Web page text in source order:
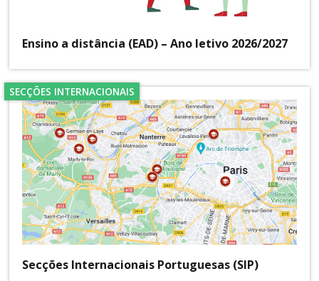
Ensino a distância (EAD) – Ano letivo 2026/2027
SECÇÕES INTERNACIONAIS
Secções Internacionais Portuguesas (SIP)